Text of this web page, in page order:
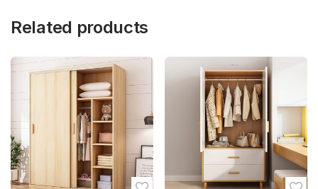
Related products